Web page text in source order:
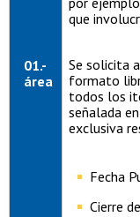
01.-
área
que
Se solicita
formato
todos los
señalada
exclusiva
Fecha
Cierre